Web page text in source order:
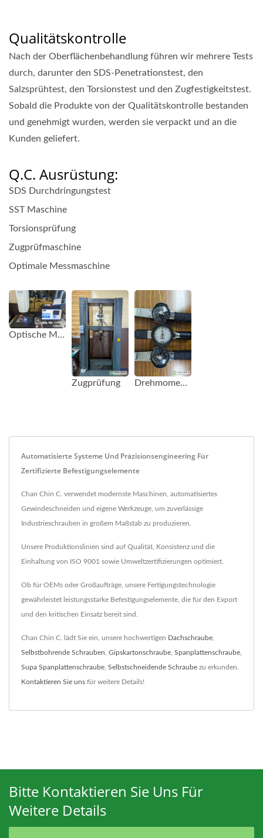
Qualitätskontrolle
Nach der Oberflächenbehandlung führen wir mehrere Tests
durch, darunter den SDS-Penetrationstest, den
Salzsprühtest, den Torsionstest und den Zugfestigkeitstest.
Sobald die Produkte von der Qualitätskontrolle bestanden
und genehmigt wurden, werden sie verpackt und an die
Kunden geliefert.
Q.C. Ausrüstung:
SDS Durchdringungstest
SST Maschine
Torsionsprüfung
Zugprüfmaschine
Optimale Messmaschine
Optische Messmaschine
Zugprüfung Drehmomentprüfschlüssel
Automatisierte Systeme Und Präzisionsengineering Für
Zertifizierte Befestigungselemente
Chan Chin C. verwendet modernste Maschinen, automatisiertes
Gewindeschneiden und eigene Werkzeuge, um zuverlässige
Industrieschrauben in großem Maßstab zu produzieren.
Unsere Produktionslinien sind auf Qualität, Konsistenz und die
Einhaltung von ISO 9001 sowie Umweltzertifizierungen optimiert.
Ob für OEMs oder Großaufträge, unsere Fertigungstechnologie
gewährleistet leistungsstarke Befestigungselemente, die für den Export
und den kritischen Einsatz bereit sind.
Chan Chin C. lädt Sie ein, unsere hochwertigen Dachschraube
Selbstbohrende Schrauben Gipskartonschraube Spanplattenschraube
Supa Spanplattenschraube Selbstschneidende Schraube zu erkunden.
Kontaktieren Sie uns für weitere Details!
Bitte Kontaktieren Sie Uns Für
Weitere Details